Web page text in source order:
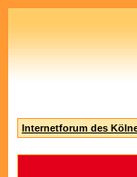
Internetforum des